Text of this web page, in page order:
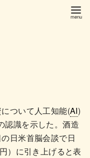
ついて人工知能(AI)
認識を示した。酒造
日米首脳会談で日
）に引き上げると表